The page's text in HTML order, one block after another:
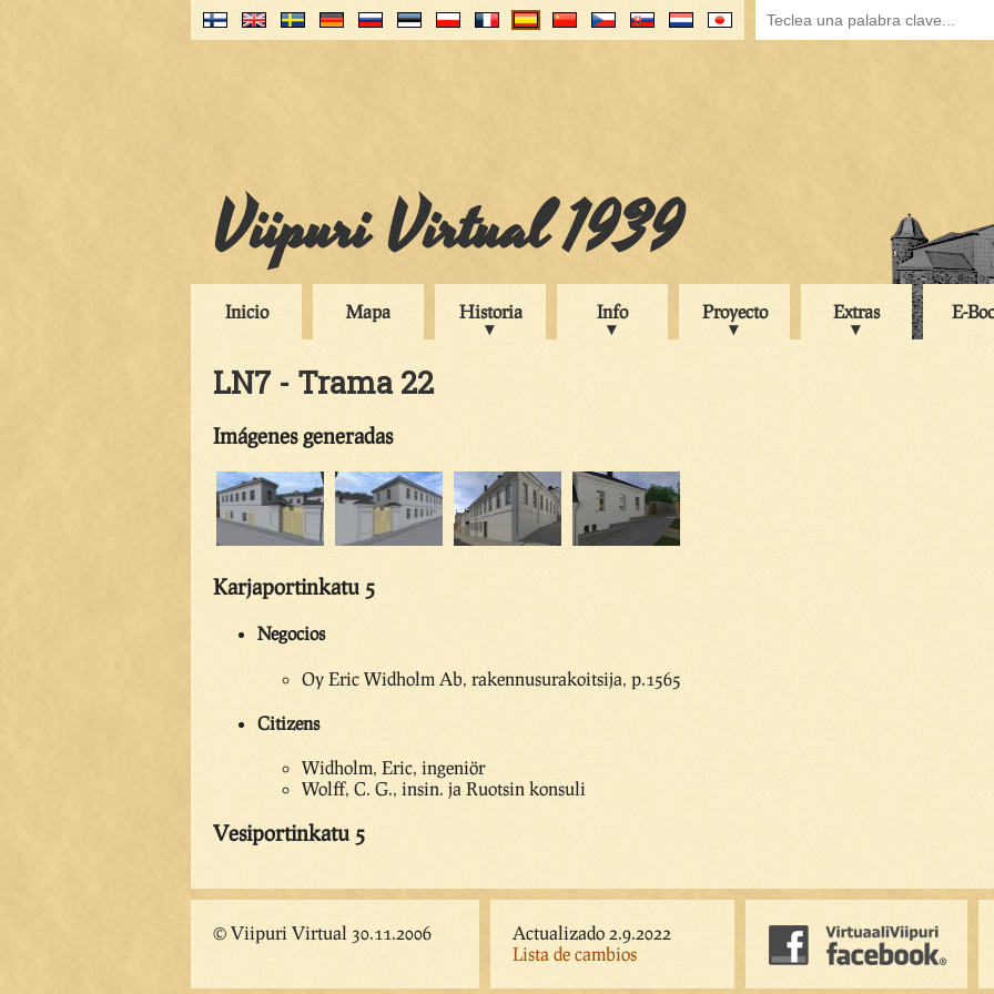
Viipuri Virtual 1939
Inicio Mapa Historia Info Proyecto Extras E-
LN7 - Trama 22
Imágenes generadas
Karjaportinkatu 5
Negocios
Oy Eric Widholm Ab, rakennusurakoitsija, p.1565
Citizens
Widholm, Eric, ingeniör
Wolff, C. G., insin. ja Ruotsin konsuli
Vesiportinkatu 5
© Viipuri Virtual 30.11.2006
Actualizado 2.9.2022
Lista de cambios